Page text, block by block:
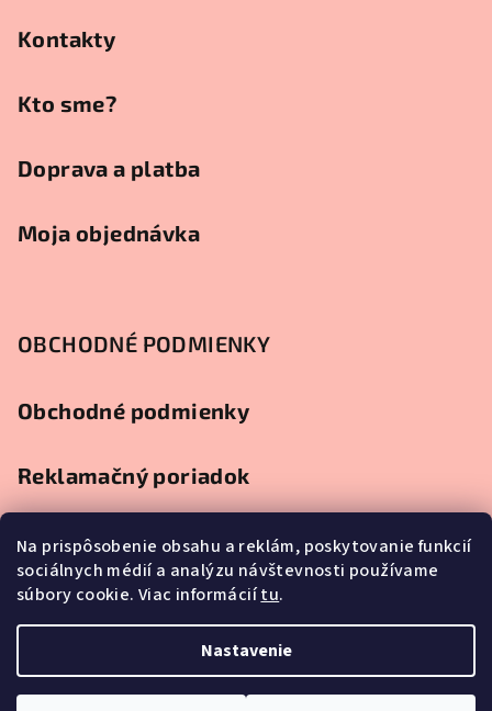
Na prispôsobenie obsahu a reklám, poskytovanie funkcií
sociálnych médií a analýzu návštevnosti používame
súbory cookie. Viac informáciítu.
Nastavenie
Kontakty
Kto sme?
Doprava a platba
Moja objednávka
OBCHODNÉ PODMIENKY
Obchodné podmienky
Reklamačný poriadok
Ochrana osobných údajov
Splátkový predaj
Upraviť nastavenie cookies